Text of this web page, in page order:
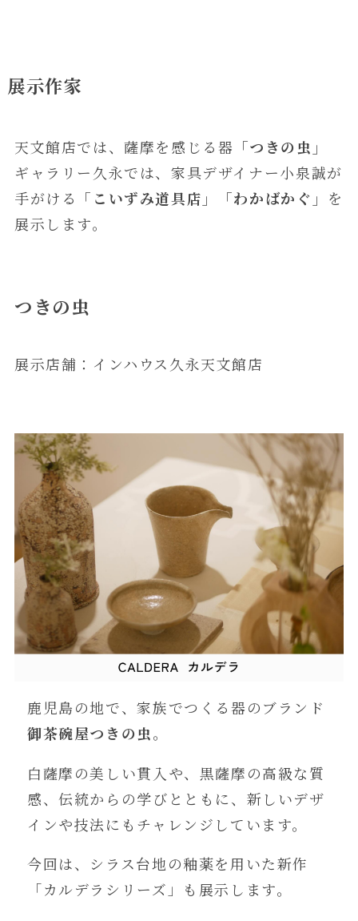
展示作家
天文館店では、薩摩を感じる器 「つきの虫」
ギャラリー久永では、家具デザイナー小泉誠が
手がける 「こいずみ道具店」「わかばかぐ」 を
展示します。
つきの虫
展示店舗：インハウス久永天文館店
鹿児島の地で、家族でつくる器のブランド
御茶碗屋つきの虫。
白薩摩の美しい貫入や、黒薩摩の高級な質
感、伝統からの学びとともに、新しいデザ
インや技法にもチャレンジしています。
今回は、シラス台地の釉薬を用いた新作
「カルデラシリーズ」も展示します。